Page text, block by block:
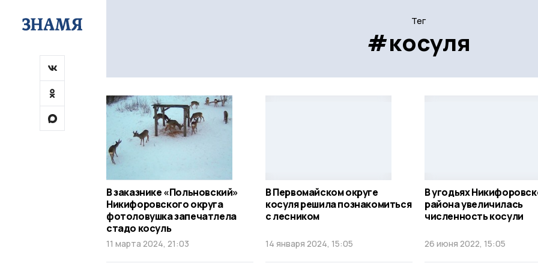
Тег
#косуля
В заказнике «Польновский»
Никифоровского округа
фотоловушка запечатлела
стадо косуль
11 марта 2024, 21:03
В Первомайском округе
косуля решила познакомиться
с лесником
14 января 2024, 15:05
В угодьях
района увеличилась
численность косули
26 июня 2022, 15:05